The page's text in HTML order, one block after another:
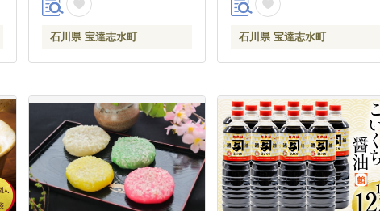
石川県 宝達志水町 石川県 宝達志水町